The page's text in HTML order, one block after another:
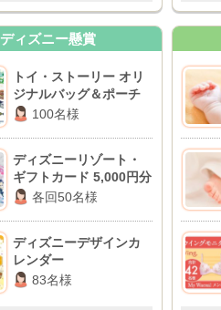
ディズニー懸賞
トイ・ストーリー オリ
ジナルバッグ＆ポーチ
100名様
ディズニーリゾート・
ギフトカード 5,000円分
各回50名様
ディズニーデザインカ
レンダー
83名様